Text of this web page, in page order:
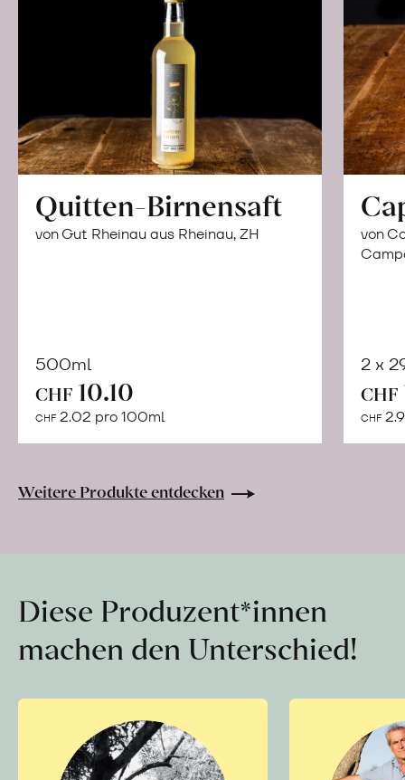
Quitten-Birnensaft
von Gut Rheinau aus Rheinau, ZH
500ml
CHF 10.10
CHF 2.02 pro 100ml
Warenkorb
von
2 x
CHF
CHF
Weitere Produkte entdecken
Diese Produzent*innen
machen den Unterschied!